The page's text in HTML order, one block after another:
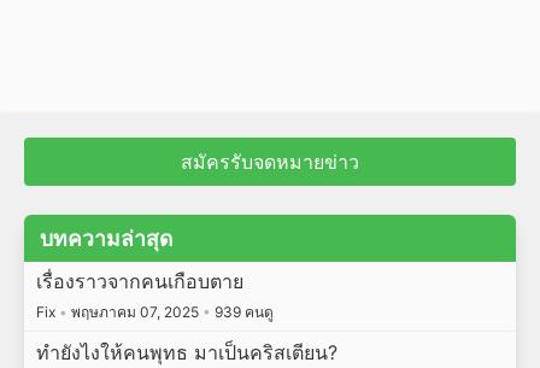
สมัครรับจดหมายข่าว
บทความล่าสุด
เรื่องราวจากคนเกือบตาย
Fix • พฤษภาคม 07, 2025 • 939 คนดู
ทำยังไงให้คนพุทธ มาเป็นคริสเตียน?